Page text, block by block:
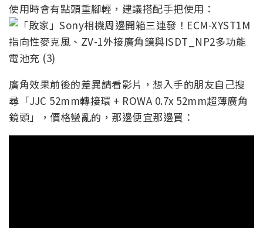
使用時會有點頭重腳輕，建議搭配手把使用：
廣角效果前後的差異請看影片，想入手的朋友自己搜
尋「JJC 52mm轉接環 + ROWA 0.7x 52mm超薄廣角
鏡頭」，價格蠻亂的，那邊便宜那邊買：